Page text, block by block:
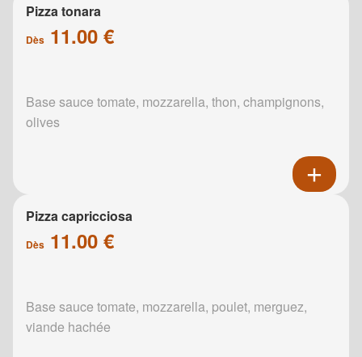
Pizza tonara
Dès 11.00 €
Base sauce tomate, mozzarella, thon, champignons,
olives
Pizza capricciosa
Dès 11.00 €
Base sauce tomate, mozzarella, poulet, merguez,
viande hachée